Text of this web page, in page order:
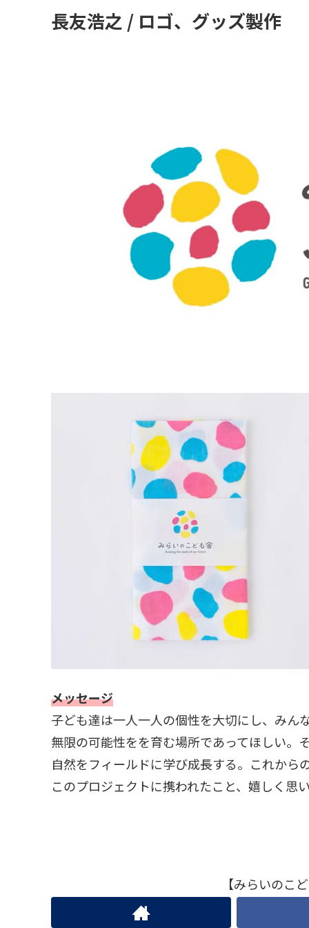
長友浩之 / ロゴ、グッズ製作
メッセージ
子ども達は一人一人の個性を大切にし、みん
無限の可能性をを育む場所であってほしい。
自然をフィールドに学び成長する。これか
このプロジェクトに携われたこと、嬉しく思
【みらいのこ